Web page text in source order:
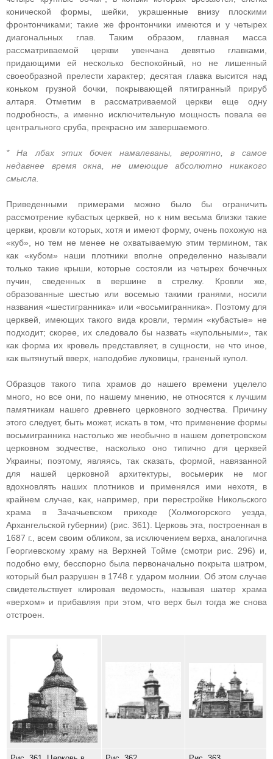
конической формы, шейки, украшенные внизу плоскими
фронтончиками; такие же фронтончики имеются и у четырех
диагональных глав. Таким образом, главная масса
рассматриваемой церкви увенчана девятью главками,
придающими ей несколько беспокойный, но не лишенный
своеобразной прелести характер; десятая главка высится над
коньком грузной бочки, покрывающей пятигранный прируб
алтаря. Отметим в рассматриваемой церкви еще одну
подробность, а именно исключительную мощность повала ее
центрального сруба, прекрасно им завершаемого.
* На лбах этих бочек намалеваны, вероятно, в самое
недавнее время окна, не имеющие абсолютно никакого
смысла.
Приведенными примерами можно было бы ограничить
рассмотрение кубастых церквей, но к ним весьма близки такие
церкви, кровли которых, хотя и имеют форму, очень похожую на
«куб», но тем не менее не охватываемую этим термином, так
как «кубом» наши плотники вполне определенно называли
только такие крыши, которые состояли из четырех бочечных
пучин, сведенных в вершине в стрелку. Кровли же,
образованные шестью или восемью такими гранями, носили
названия «шестигранника» или «восьмигранника». Поэтому для
церквей, имеющих такого вида кровли, термин «кубастые» не
подходит; скорее, их следовало бы назвать «купольными», так
как форма их кровель представляет, в сущности, не что иное,
как вытянутый вверх, наподобие луковицы, граненый купол.
Образцов такого типа храмов до нашего времени уцелело
много, но все они, по нашему мнению, не относятся к лучшим
памятникам нашего древнего церковного зодчества. Причину
этого следует, быть может, искать в том, что применение формы
восьмигранника настолько же необычно в нашем допетровском
церковном зодчестве, насколько оно типично для церквей
Украины; поэтому, являясь, так сказать, формой, навязанной
для нашей церковной архитектуры, восьмерик не мог
вдохновлять наших плотников и применялся ими нехотя, в
крайнем случае, как, например, при перестройке Никольского
храма в Зачачьевском приходе (Холмогорского уезда,
Архангельской губернии) (рис. 361). Церковь эта, построенная в
1687 г., всем своим обликом, за исключением верха, аналогична
Георгиевскому храму на Верхней Тойме (смотри рис. 296) и,
подобно ему, бесспорно была первоначально покрыта шатром,
который был разрушен в 1748 г. ударом молнии. Об этом случае
свидетельствует клировая ведомость, называя шатер храма
«верхом» и прибавляя при этом, что верх был тогда же снова
отстроен.